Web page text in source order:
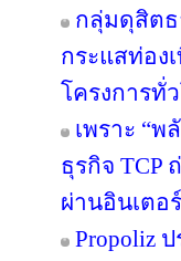
กลุ่มดุสิตธ
กระแสท่อง
โครงการทั่
เพราะ “
ธุรกิจ TCP
ผ่านอินเตอ
Propoliz